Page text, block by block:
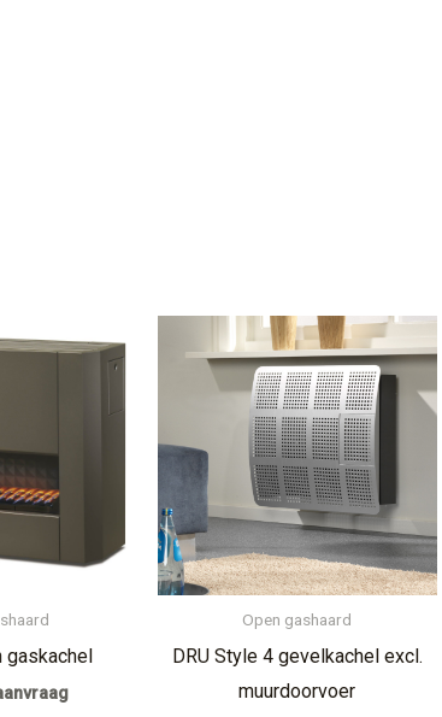
gaskachel
Open gashaard
DRU Style 4 gevelkachel excl.
muurdoorvoer